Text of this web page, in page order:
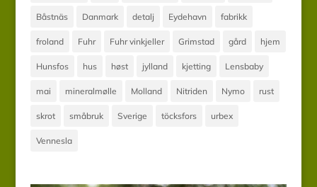
Båstnäs Danmark detalj Eydehavn fabrikk
froland Fuhr Fuhr vinkjeller Grimstad gård hjem
Hunsfos hus høst jylland kjetting Lensbaby
mai mineralmølle Molland Nitriden Nymo rust
skrot småbruk Sverige töcksfors urbex
Vennesla